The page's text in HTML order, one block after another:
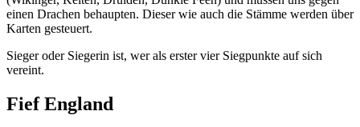
einen Drachen behaupten. Dieser wie auch die Stämme werden über
Karten gesteuert.
Sieger oder Siegerin ist, wer als erster vier Siegpunkte auf sich
vereint.
Fief England